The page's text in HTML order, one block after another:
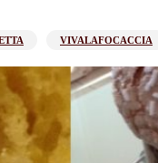
VIVALAFOCACCIA